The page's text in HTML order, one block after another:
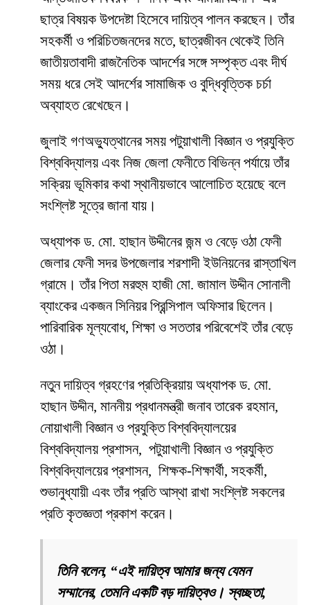
ছাত্র বিষয়ক উপদেষ্টা হিসেবে দায়িত্ব পালন করছেন। তাঁর
সহকর্মী ও পরিচিতজনদের মতে, ছাত্রজীবন থেকেই তিনি
জাতীয়তাবাদী রাজনৈতিক আদর্শের সঙ্গে সম্পৃক্ত এবং দীর্ঘ
সময় ধরে সেই আদর্শের সামাজিক ও বুদ্ধিবৃত্তিক চর্চা
অব্যাহত রেখেছেন।
জুলাই গণঅভ্যুত্থানের সময় পটুয়াখালী বিজ্ঞান ও প্রযুক্তি
বিশ্ববিদ্যালয় এবং নিজ জেলা ফেনীতে বিভিন্ন পর্যায়ে তাঁর
সক্রিয় ভূমিকার কথা স্থানীয়ভাবে আলোচিত হয়েছে বলে
সংশ্লিষ্ট সূত্রে জানা যায়।
অধ্যাপক ড. মো. হাছান উদ্দীনের জন্ম ও বেড়ে ওঠা ফেনী
জেলার ফেনী সদর উপজেলার শরশাদী ইউনিয়নের রাস্তাখিল
গ্রামে। তাঁর পিতা মরহুম হাজী মো. জামাল উদ্দীন সোনালী
ব্যাংকের একজন সিনিয়র প্রিন্সিপাল অফিসার ছিলেন।
পারিবারিক মূল্যবোধ, শিক্ষা ও সততার পরিবেশেই তাঁর বেড়ে
ওঠা।
নতুন দায়িত্ব গ্রহণের প্রতিক্রিয়ায় অধ্যাপক ড. মো.
হাছান উদ্দীন, মাননীয় প্রধানমন্ত্রী জনাব তারেক রহমান,
নোয়াখালী বিজ্ঞান ও প্রযুক্তি বিশ্ববিদ্যালয়ের
বিশ্ববিদ্যালয় প্রশাসন, পটুয়াখালী বিজ্ঞান ও প্রযুক্তি
বিশ্ববিদ্যালয়ের প্রশাসন, শিক্ষক-শিক্ষার্থী, সহকর্মী,
শুভানুধ্যায়ী এবং তাঁর প্রতি আস্থা রাখা সংশ্লিষ্ট সকলের
প্রতি কৃতজ্ঞতা প্রকাশ করেন।
তিনি বলেন, “এই দায়িত্ব আমার জন্য যেমন
সম্মানের, তেমনি একটি বড় দায়িত্বও। স্বচ্ছতা,